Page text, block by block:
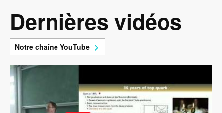
Dernières vidéos
Notre chaîne YouTube